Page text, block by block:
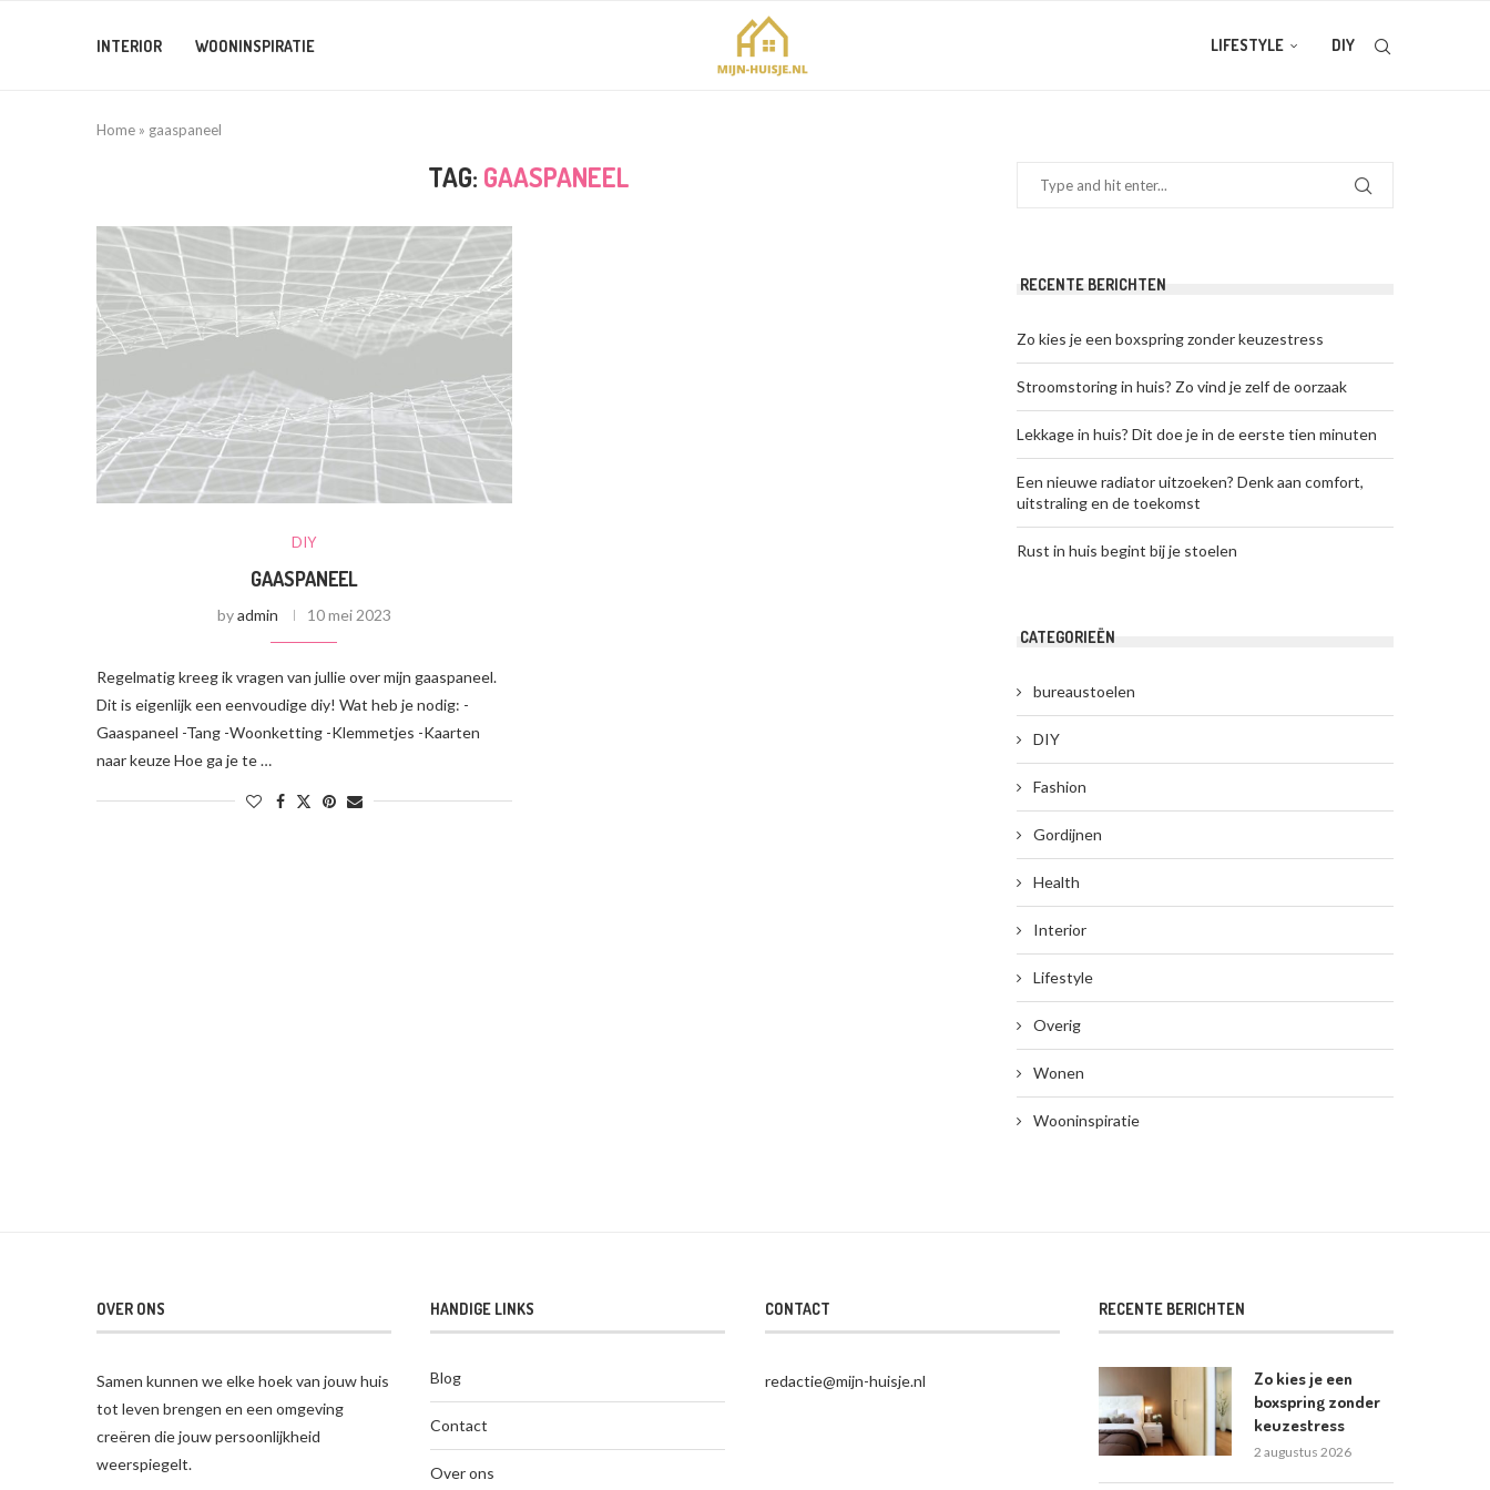
INTERIOR WOONINSPIRATIE LIFESTYLE DIY
Home » gaaspaneel
TAG: GAASPANEEL
DIY
GAASPANEEL
byadmin 10 mei 2023
Regelmatig kreeg ik vragen van jullie over mijn gaaspaneel.
Dit is eigenlijk een eenvoudige diy! Wat heb je nodig: -
Gaaspaneel -Tang -Woonketting -Klemmetjes -Kaarten
naar keuze Hoe ga je te …
RECENTE BERICHTEN
Zo kies je een boxspring zonder keuzestress
Stroomstoring in huis? Zo vind je zelf de oorzaak
Lekkage in huis? Dit doe je in de eerste tien minuten
Een nieuwe radiator uitzoeken? Denk aan comfort,
uitstraling en de toekomst
Rust in huis begint bij je stoelen
CATEGORIEËN
bureaustoelen
DIY
Fashion
Gordijnen
Health
Interior
Lifestyle
Overig
Wonen
Wooninspiratie
OVER ONS
Samen kunnen we elke hoek van jouw huis
tot leven brengen en een omgeving
creëren die jouw persoonlijkheid
weerspiegelt.
HANDIGE LINKS
Blog
Contact
Over ons
CONTACT
redactie@mijn-huisje.nl
RECENTE BERICHTEN
Zo kies je een
boxspring zonder
keuzestress
2 augustus 2026